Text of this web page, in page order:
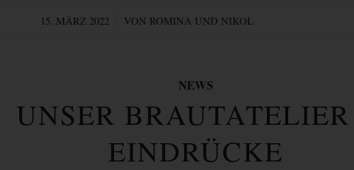
15. MÄRZ 2022
/ VON ROMINA UND NIKOL
NEWS
UNSER
EINDRÜCKE